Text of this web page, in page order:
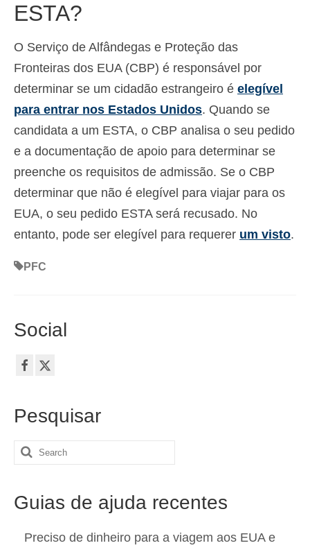
ESTA?
O Serviço de Alfândegas e Proteção das
Fronteiras dos EUA (CBP) é responsável por
determinar se um cidadão estrangeiro é elegível
para entrar nos Estados Unidos. Quando se
candidata a um ESTA, o CBP analisa o seu pedido
e a documentação de apoio para determinar se
preenche os requisitos de admissão. Se o CBP
determinar que não é elegível para viajar para os
EUA, o seu pedido ESTA será recusado. No
entanto, pode ser elegível para requerer um visto.
PFC
Social
Pesquisar
Search
Guias de ajuda recentes
Preciso de dinheiro para a viagem aos EUA e